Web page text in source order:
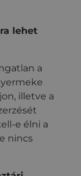
lehet
a
illetve a
e élni a
nincs